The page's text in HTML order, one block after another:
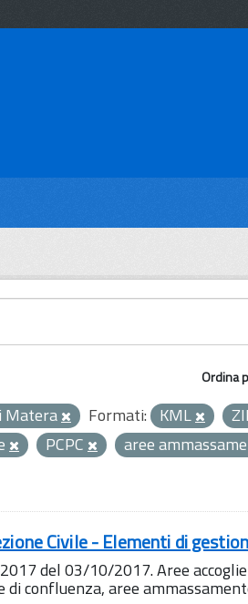
Ordina
Matera Formati: KML
PCPC
aree
Civile - Elementi di
del 03/10/2017. Aree
confluenza, aree